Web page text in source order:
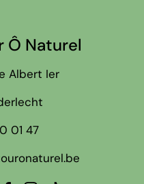
Ô Naturel
Albert Ier
01 47